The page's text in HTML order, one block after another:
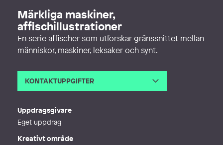
Märkliga maskiner,
affischillustrationer
En serie affischer som utforskar gränssnittet mellan
människor, maskiner, leksaker och synt.
KONTAKTUPPGIFTER
Uppdragsgivare
Eget uppdrag
Kreativt område